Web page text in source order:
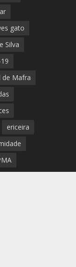
gato
Silva
de Mafra
ericeira